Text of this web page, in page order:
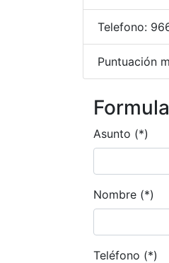
Telefono:
Puntuación
Asunto (*)
Nombre (*)
Teléfono (*)